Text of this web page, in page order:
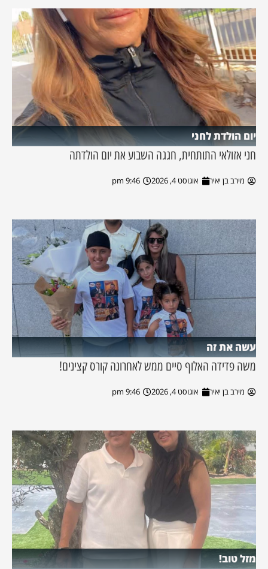
יום הולדת לחני
חני אזולאי התותחית, חגגה השבוע את יום הולדתה
מירב בן יאיר אוגוסט 4, 2026 9:46 pm
עשה את זה
משה פדידה האלוף סיים ממש לאחרונה קורס קצינים!
מירב בן יאיר אוגוסט 4, 2026 9:46 pm
מזל טוב!